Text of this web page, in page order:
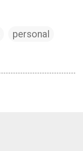
personal